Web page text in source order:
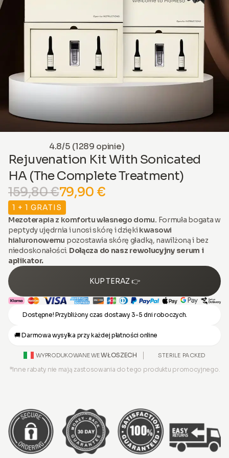
4.8/5 (1289 opinie)
Rejuvenation Kit With Sonicated
HA (The Complete Treatment)
159,80 €79,90 €
1 + 1 GRATIS
Mezoterapia z komfortu własnego domu. Formuła bogata w
peptydy ujędrnia i unosi skórę i dziękikwasowi
hialuronowemu pozostawia skórę gładką, nawilżoną i bez
niedoskonałości. Dołącza do nasz rewolucyjny serum i
aplikator.
KUP TERAZ 👉
Dostępne! Przybliżony czas dostawy 3-5 dni roboczych.
🚚 Darmowa wysyłka przy każdej płatności online
WYPRODUKOWANE WEWŁOSZECH STERILE PACKED
*Inne rabaty nie mają zastosowania do tego produktu promocyjnego.